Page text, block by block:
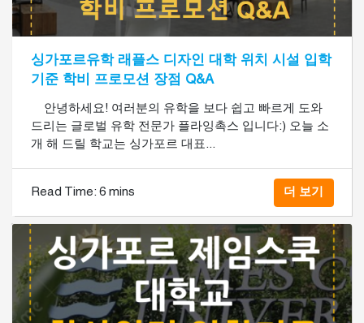
싱가포르유학 래플스 디자인 대학 위치 시설 입학
기준 학비 프로모션 장점 Q&A
안녕하세요! 여러분의 유학을 보다 쉽고 빠르게 도와
드리는 글로벌 유학 전문가 플라잉촉스 입니다:) 오늘 소
개 해 드릴 학교는 싱가포르 대표...
Read Time: 6 mins 더 보기